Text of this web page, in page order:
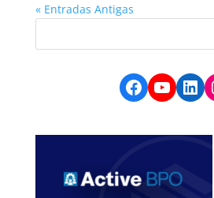
« Entradas Antigas
Facebook